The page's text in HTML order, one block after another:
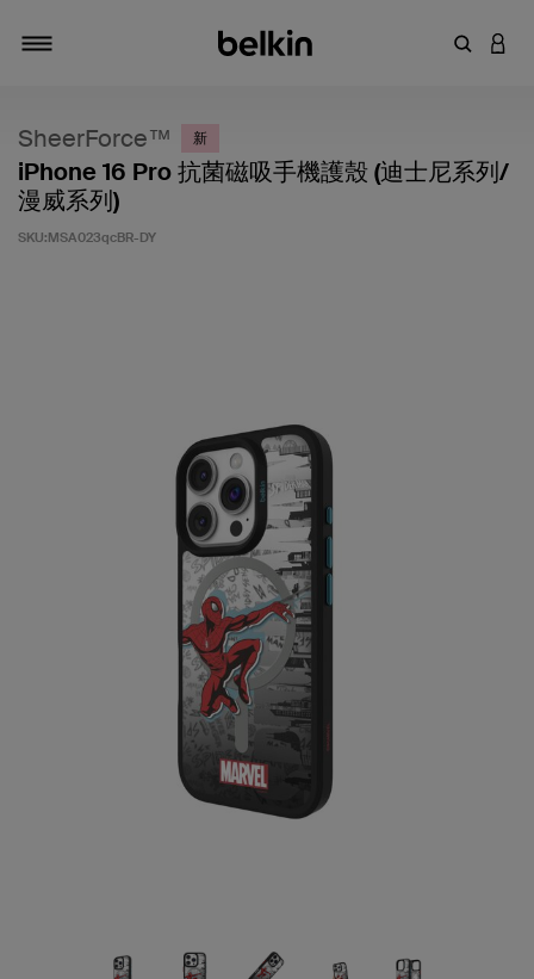
輸入關鍵
登入
SheerForce™ 新
iPhone 16 Pro 抗菌磁吸手機護殼 (迪士尼系列/
漫威系列)
SKU:MSA023qcBR-DY